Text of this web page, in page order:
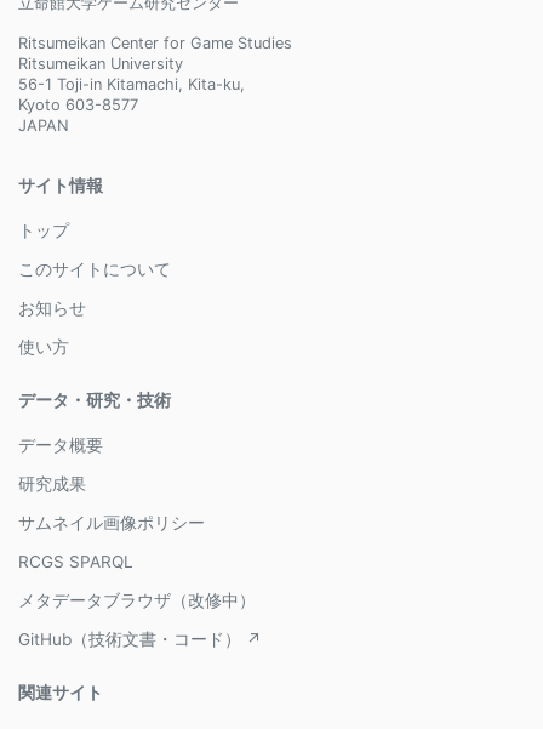
Ritsumeikan Center for Game Studies
Ritsumeikan University
56-1 Toji-in Kitamachi, Kita-ku,
Kyoto 603-8577
JAPAN
サイト情報
トップ
このサイトについて
お知らせ
使い方
データ・研究・技術
データ概要
研究成果
サムネイル画像ポリシー
RCGS SPARQL
メタデータブラウザ（改修中）
GitHub（技術文書・コード） ↗
関連サイト